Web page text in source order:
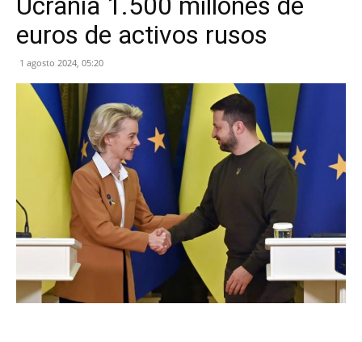
euros de activos rusos
1 agosto 2024, 05:20